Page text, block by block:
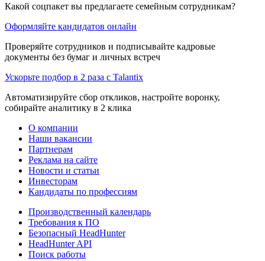
Какой соцпакет вы предлагаете семейным сотрудникам?
Оформляйте кандидатов онлайн
Проверяйте сотрудников и подписывайте кадровые
документы без бумаг и личных встреч
Ускорьте подбор в 2 раза с Talantix
Автоматизируйте сбор откликов, настройте воронку,
собирайте аналитику в 2 клика
О компании
Наши вакансии
Партнерам
Реклама на сайте
Новости и статьи
Инвесторам
Кандидаты по профессиям
Производственный календарь
Требования к ПО
Безопасный HeadHunter
HeadHunter API
Поиск работы